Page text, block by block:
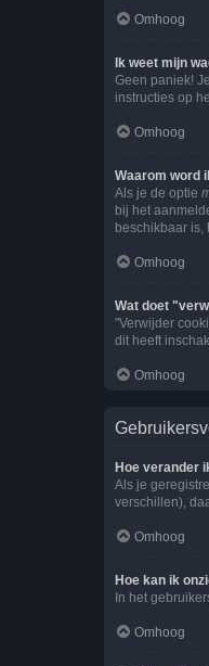
Omhoog
Ik weet mijn
Geen paniek!
instructies op
Omhoog
Waarom word
Als je de optie
bij het
beschikbaar is,
Omhoog
Wat doet
"Verwijder
dit heeft
Omhoog
Hoe verander
Als je
verschillen),
Omhoog
Hoe kan ik
In het
Omhoog